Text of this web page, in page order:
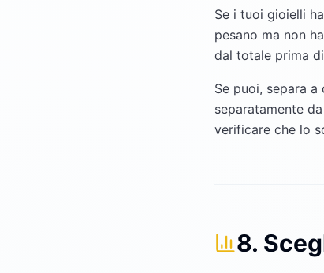
Se i tuoi gioielli
pesano ma non
dal totale prima
Se puoi, separa
separatamente
verificare che lo
8.